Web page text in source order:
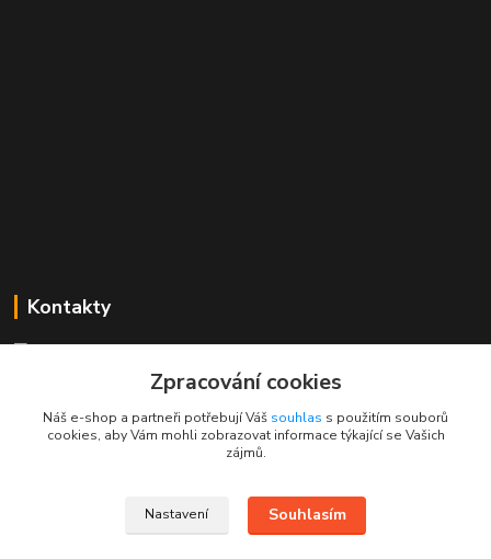
Kontakty
+420 725 613 837
info@rajklubicek.cz
Zpracování cookies
Náš e-shop a partneři potřebují Váš souhlas s použitím souborů
cookies, aby Vám mohli zobrazovat informace týkající se Vašich
zájmů.
Nastavení Souhlasím